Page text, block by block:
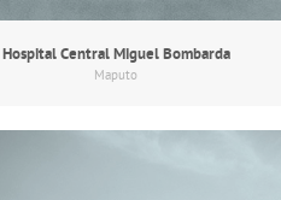
Hospital Central Miguel Bombarda
Maputo